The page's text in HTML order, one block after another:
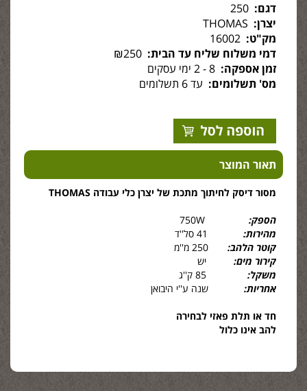
דגם:
יצרן:
מק"ט:
דמי משלוח שליח עד הבית:
זמן אספקה:
מס' תשלומים: עד 6 תשלומים
תאור המוצר
מסור דיסק לחיתוך מתכת של יצרן כלי עבודה THOMAS
הספק:
מהירות:
קוטר הלהב:
קירור מים:
יש
משקל:
אחריות: שנה ע''י היבואן
חד או תלת פאזי לבחירה
להב אינו כלול